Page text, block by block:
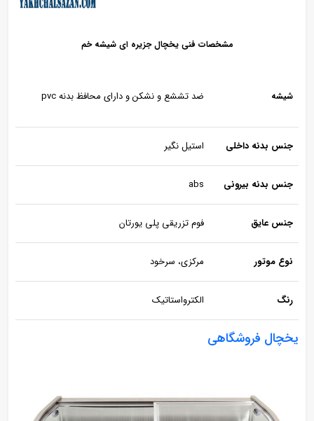
مشخصات فنی یخچال جزیره ای شیشه خم
شیشه ضد تششع و نشکن و دارای محافظ بدنه pvc
جنس بدنه داخلی استیل نگیر
جنس بدنه بیرونی abs
جنس عایق فوم تزریقی پلی یورتان
نوع موتور مرکزی، سرخود
رنگ الکترواستاتیک
یخچال فروشگاهی